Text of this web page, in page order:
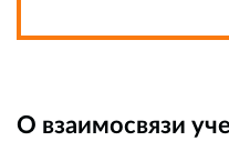
О взаимосвязи